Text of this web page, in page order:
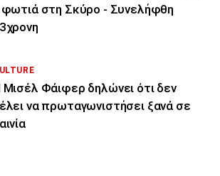
φωτιά στη Σκύρο - Συνελήφθη
Μισέλ Φάιφερ δηλώνει ότι δεν
να πρωταγωνιστήσει ξανά σε